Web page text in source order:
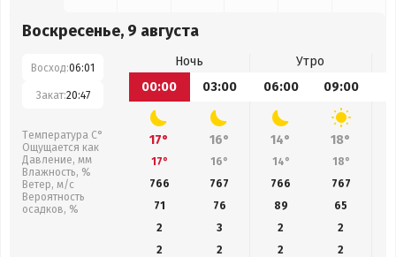
Воскресенье, 9 августа
Восход:06:01
Закат:20:47
Температура С°
Ощущается как
Давление, мм
Влажность, %
Ветер, м/с
Вероятность
осадков, %
Ночь
Утро
00:00
03:00 06:00 09:00
17° 16° 14° 18°
17° 16° 14° 18°
766
767 766 767
71
76 89 65
2
3 2
2
2
2 2 2